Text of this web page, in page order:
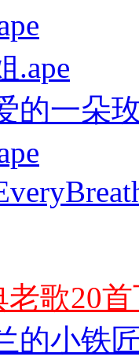
.ape
的一朵
歌20
的小铁